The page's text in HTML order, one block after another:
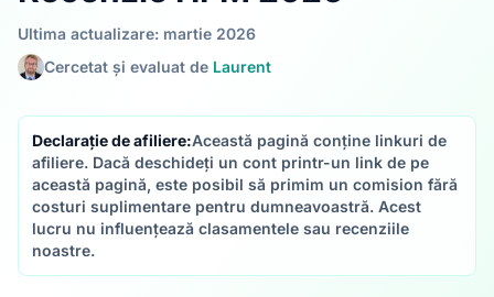
Ultima actualizare: martie 2026
Cercetat și evaluat de Laurent
Declarație de afiliere:Această pagină conține linkuri de
afiliere. Dacă deschideți un cont printr-un link de pe
această pagină, este posibil să primim un comision fără
costuri suplimentare pentru dumneavoastră. Acest
lucru nu influențează clasamentele sau recenziile
noastre.